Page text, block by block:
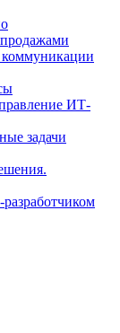
ИТ-
задачи